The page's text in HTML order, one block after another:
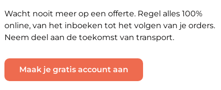
Wacht nooit meer op een offerte. Regel alles 100%
online, van het inboeken tot het volgen van je orders.
Neem deel aan de toekomst van transport.
Maak je gratis account aan